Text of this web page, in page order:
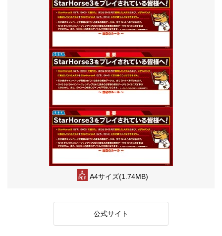
A4サイズ(1.74MB)
公式サイト